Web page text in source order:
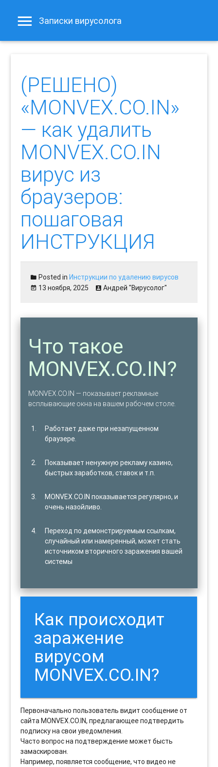
Записки вирусолога
(РЕШЕНО)
«MONVEX.CO.IN»
— как удалить
MONVEX.CO.IN
вирус из
браузеров:
пошаговая
ИНСТРУКЦИЯ
Posted inИнструкции по удалению вирусов
13 ноября, 2025
Андрей "Вирусолог"
Что такое
MONVEX.CO.IN?
MONVEX.CO.IN — показывает рекламные
всплывающие окна на вашем рабочем столе.
Работает даже при незапущенном
браузере.
Показывает ненужную рекламу казино,
быстрых заработков, ставок и т.п.
MONVEX.CO.IN показывается регулярно, и
очень назойливо.
Переход по демонстрируемым ссылкам,
случайный или намеренный, может стать
источником вторичного заражения вашей
системы
Как происходит
заражение
вирусом
MONVEX.CO.IN?
Первоначально пользователь видит сообщение от
сайта MONVEX.CO.IN, предлагающее подтвердить
подписку на свои уведомления.
Часто вопрос на подтверждение может бысть
замаскирован.
Например, появляется сообщение, что видео не